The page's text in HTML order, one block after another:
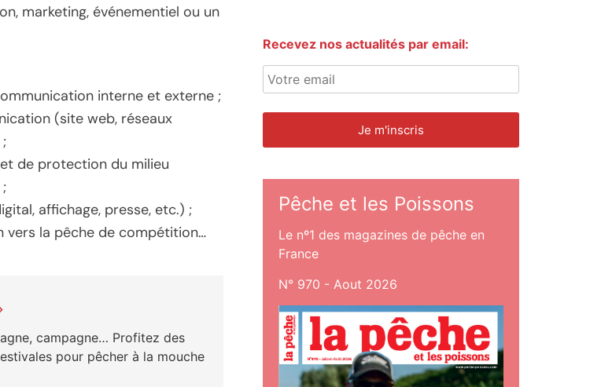
marketing, événementiel ou un
interne et externe ;
(site web, réseaux
de protection du milieu
affichage, presse, etc.) ;
vers la pêche de compétition…
campagne… Profitez des
pour pêcher à la mouche
Recevez nos actualités par email:
Pêche et les Poissons
Le nº1 des magazines de pêche en
France
N° 970 - Aout 2026